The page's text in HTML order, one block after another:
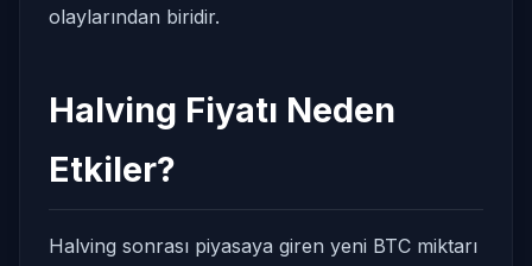
olaylarından biridir.
Halving Fiyatı Neden
Etkiler?
Halving sonrası piyasaya giren yeni BTC miktarı